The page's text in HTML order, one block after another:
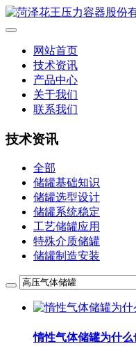
网站首页
技术资讯
产品中心
关于我们
联系我们
技术资讯
全部
储罐基础知识
储罐选型设计
储罐系统稳定
工艺储罐应用
特殊介质储罐
储罐制造安装
惰性气体储罐为什